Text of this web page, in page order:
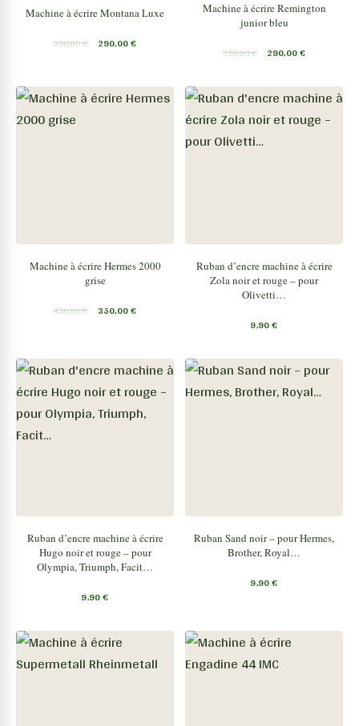
Machine à écrire Montana Luxe
350,00€ 290,00€
Machine à écrire Remington
junior bleu
350,00€ 290,00€
Machine à écrire Hermes 2000
grise
450,00€ 350,00€
Ruban d’encre machine à écrire
Zola noir et rouge – pour
Olivetti…
9,90€
Ruban d’encre machine à écrire
Hugo noir et rouge – pour
Olympia, Triumph, Facit…
9,90€
Ruban Sand noir – pour Hermes,
Brother, Royal…
9,90€